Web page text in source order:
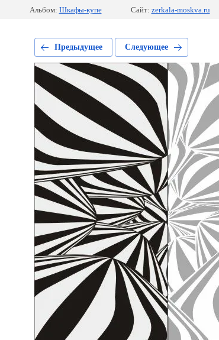
Альбом: Шкафы-купе Сайт: zerkala-moskva.ru
Предыдущее Следующее